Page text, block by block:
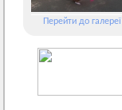
Перейти до галереї